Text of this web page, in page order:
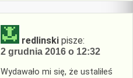
redlinski pisze:
2 grudnia 2016 o 12:32
Wydawało mi się, że ustaliłeś